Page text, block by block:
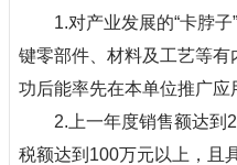
1.对产业发展的“卡脖
键零部件、材料及工艺等
功后能率先在本单位推广应
2.上一年度销售额达到
税额达到100万元以上，且